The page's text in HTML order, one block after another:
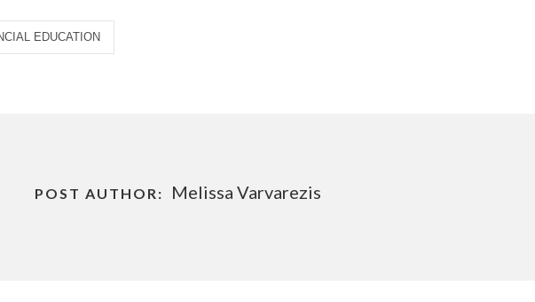
EDUCATION
POST AUTHOR: Melissa Varvarezis